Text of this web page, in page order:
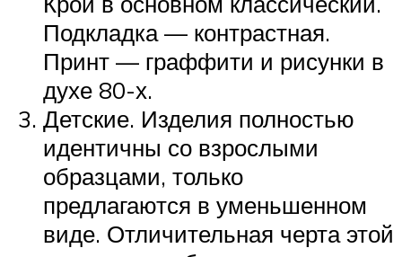
Подкладка — контрастная.
Принт — граффити и рисунки в
духе 80-х.
Детские. Изделия полностью
идентичны со взрослыми
образцами, только
предлагаются в уменьшенном
виде. Отличительная черта этой